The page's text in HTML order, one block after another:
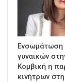
Ενσωμάτωση
γυναικών
Κομβική η
κινήτρων στη